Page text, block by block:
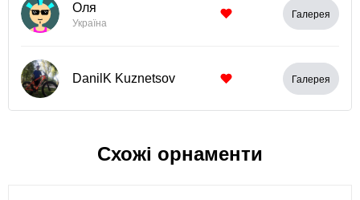
Оля
Україна
Галерея
DanilK Kuznetsov Галерея
Схожі орнаменти